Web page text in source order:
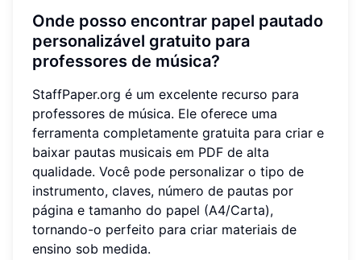
Onde posso encontrar papel pautado
personalizável gratuito para
professores de música?
StaffPaper.org é um excelente recurso para
professores de música. Ele oferece uma
ferramenta completamente gratuita para criar e
baixar pautas musicais em PDF de alta
qualidade. Você pode personalizar o tipo de
instrumento, claves, número de pautas por
página e tamanho do papel (A4/Carta),
tornando-o perfeito para criar materiais de
ensino sob medida.